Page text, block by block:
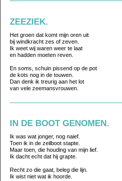
ZEEZIEK.
Het groen dat komt mijn oren uit
bij windkracht zes of zeven.
Ik weet wij waren weer te laat
en hadden moeten reven.
En soms, schuin pissend op de pot
de kots nog in de touwen.
Dan denk ik treurig aan het lot
van vele zeemansvrouwen.
IN DE BOOT GENOMEN.
Ik was wat jonger, nog naief.
Toen ik in de zeilboot stapte.
Maar toen, die houding van mijn lief.
Ik dacht echt dat hij grapte.
Recht zo die gaat, beleg die lijn.
Ik wist niet wat ik hoorde.